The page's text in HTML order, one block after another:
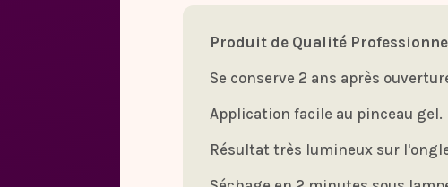
Produit de Qualité
Se conserve 2 ans après
Application facile au pinceau gel.
Résultat très lumineux sur